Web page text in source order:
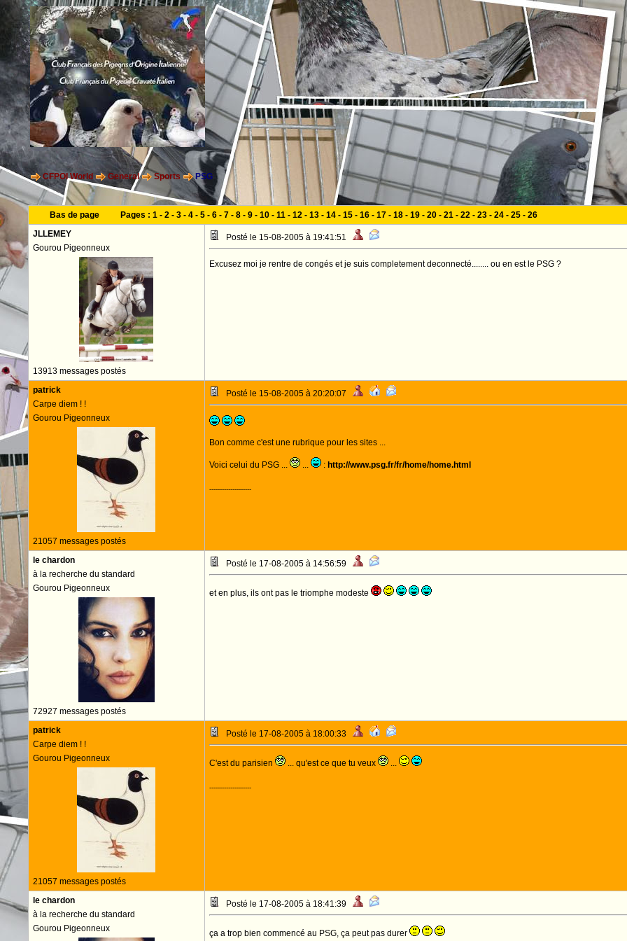
CFPOI World General Sports PSG
Bas de page Pages : 1- 2- 3- 4- 5- 6- 7- 8- 9- 10- 11- 12- 13- 14- 15- 16- 17- 18- 19- 20- 21- 22- 23- 24- 25- 26
JLLEMEY
Gourou Pigeonneux
13913 messages postés
Posté le 15-08-2005 à 19:41:51
Excusez moi je rentre de congés et je suis completement deconnecté........ ou en est le PSG ?
patrick
Carpe diem ! !
Gourou Pigeonneux
21057 messages postés
Posté le 15-08-2005 à 20:20:07
Bon comme c'est une rubrique pour les sites ...
Voici celui du PSG ... ... : http://www.psg.fr/fr/home/home.html
--------------------
le chardon
à la recherche du standard
Gourou Pigeonneux
72927 messages postés
Posté le 17-08-2005 à 14:56:59
et en plus, ils ont pas le triomphe modeste
patrick
Carpe diem ! !
Gourou Pigeonneux
21057 messages postés
Posté le 17-08-2005 à 18:00:33
C'est du parisien ... qu'est ce que tu veux ...
--------------------
le chardon
à la recherche du standard
Gourou Pigeonneux
Posté le 17-08-2005 à 18:41:39
ça a trop bien commencé au PSG, ça peut pas durer